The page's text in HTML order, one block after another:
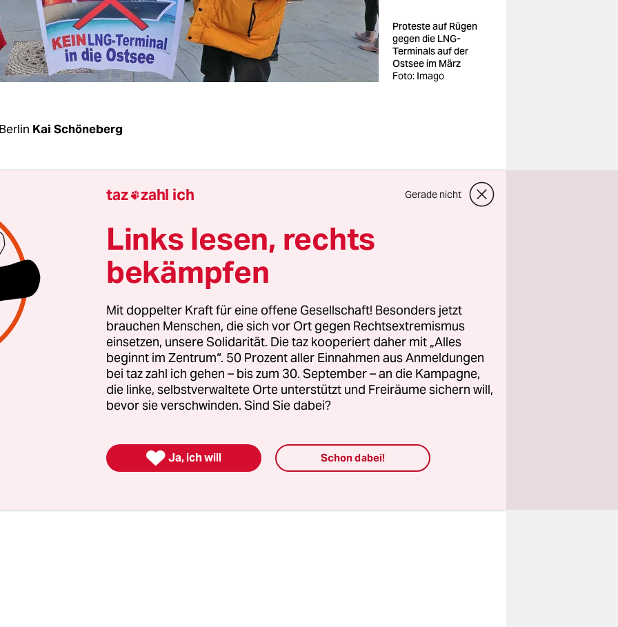
Proteste auf Rügen
gegen die LNG-
Terminals auf der
Ostsee im März
Foto: Imago
Kai Schöneberg
Terminal für Flüssiggas (LNG) vor der Küste Rügens
nicht gebaut. Der Haushaltsausschuss des Bundestags
Mittwoch die Freigabe weiterer Mittel für den
5 Kilometer vor der Küste des Badeorts Sellin, den
„das größte fossile Projekt Europas“ genannt hatten.
Anlandestelle für Flüssiggas müsse „einer weitergehenden
werden, „bevor die hierfür benötigten Mittel
werden“, urteilte der Ausschuss. Weitere Gelder für die
es nur „unter Einbezug der vorgebrachten Interessen
lokalen Akteure“. Gleichzeitig genehmigte der
Mehrbedarfe für fünf weitere LNG-Terminals in Höhe von
Kriegs kompensieren. Insgesamt belaufen sich die Kosten
auf 8,2 Milliarden Euro. Allein in diesem Jahr sollen
taz zahl ich Gerade nicht
Links lesen, rechts
bekämpfen
Mit doppelter Kraft für eine offene Gesellschaft! Besonders jetzt
brauchen Menschen, die sich vor Ort gegen Rechtsextremismus
einsetzen, unsere Solidarität. Die taz kooperiert daher mit „Alles
beginnt im Zentrum“. 50 Prozent aller Einnahmen aus Anmeldungen
bei taz zahl ich gehen – bis zum 30. September – an die Kampagne,
die linke, selbstverwaltete Orte unterstützt und Freiräume sichern will,
bevor sie verschwinden. Sind Sie dabei?
 Ja, ich will Schon dabei!